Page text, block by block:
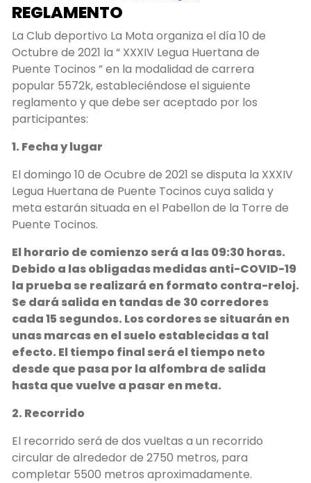
REGLAMENTO
La Club deportivo La Mota organiza el día 10 de
Octubre de 2021 la “ XXXIV Legua Huertana de
Puente Tocinos ” en la modalidad de carrera
popular 5572k, estableciéndose el siguiente
reglamento y que debe ser aceptado por los
participantes:
1. Fecha y lugar
El domingo 10 de Ocubre de 2021 se disputa la XXXIV
Legua Huertana de Puente Tocinos cuya salida y
meta estarán situada en el Pabellon de la Torre de
Puente Tocinos.
El horario de comienzo será a las 09:30 horas.
Debido a las obligadas medidas anti-COVID-19
la prueba se realizará en formato contra-reloj.
Se dará salida en tandas de 30 corredores
cada 15 segundos. Los cordores se situarán en
unas marcas en el suelo establecidas a tal
efecto. El tiempo final será el tiempo neto
desde que pasa por la alfombra de salida
hasta que vuelve a pasar en meta.
2. Recorrido
El recorrido será de dos vueltas a un recorrido
circular de alrededor de 2750 metros, para
completar 5500 metros aproximadamente.